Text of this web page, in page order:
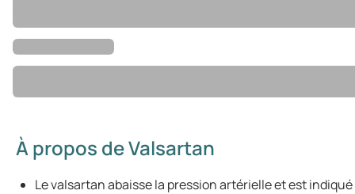
À propos de Valsartan
Le valsartan abaisse la pression artérielle et est